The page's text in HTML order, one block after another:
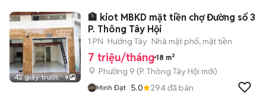
42 giây trước 9
🏦 kiot MBKD mặt tiền chợ Đường số 3
P. Thông Tây Hội
1 PN Hướng Tây Nhà mặt phố, mặt tiền
7 triệu/tháng 18 m²
Phường 9 (P. Thông Tây Hội mới)
Minh Đạt 5.0 294đã bán